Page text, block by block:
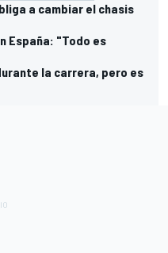
a cambiar el chasis
España: "Todo es
la carrera, pero es